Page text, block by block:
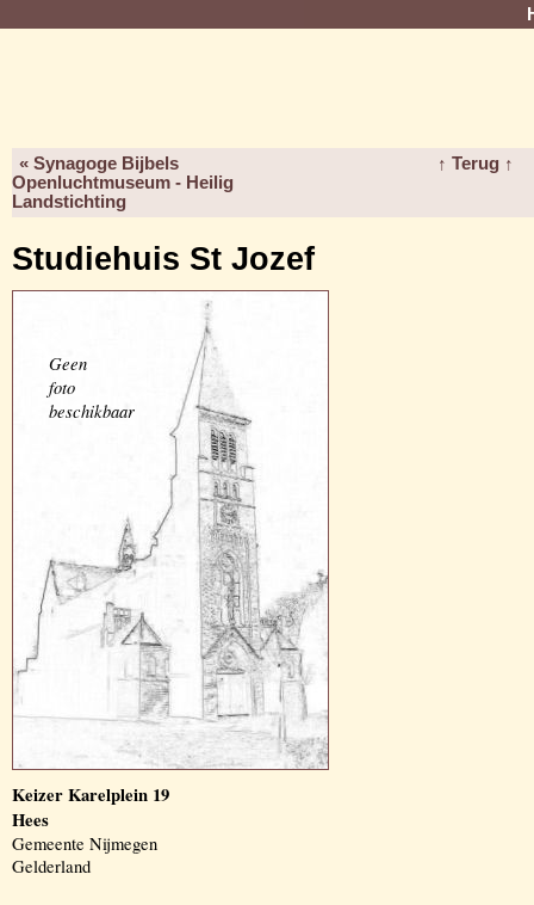
« Synagoge Bijbels
Openluchtmuseum - Heilig
Landstichting
↑ Terug ↑
Studiehuis St Jozef
Geen
foto
beschikbaar
Keizer Karelplein 19
Hees
Gemeente Nijmegen
Gelderland